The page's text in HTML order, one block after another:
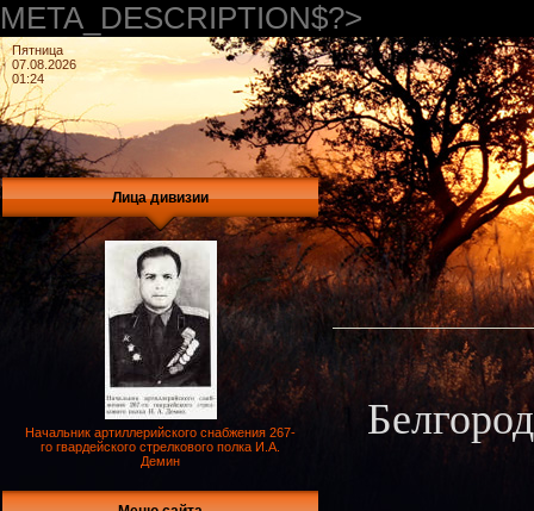
META_DESCRIPTION$?>
Пятница
07.08.2026
01:24
Лица дивизии
Начальник артиллерийского снабжения 267-
го гвардейского стрелкового полка И.А.
Демин